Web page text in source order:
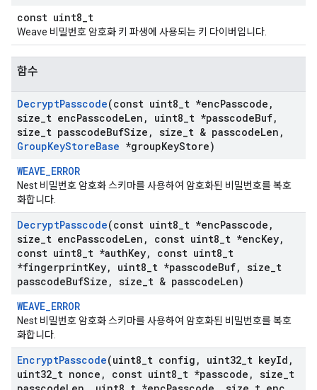
const uint8_t
Weave 비밀번호 암호화 키 파생에 사용되는 키 다이버입니다.
함수
DecryptPasscode(const uint8 t *encPasscode ,
size t encPasscodeLen , uint8 t *passcodeBuf,
size t passcodeBufSize , size t & passcodeLen ,
GroupKeyStoreBase *groupKeyStore)
WEAVE_ERROR
Nest 비밀번호 암호화 스키마를 사용하여 암호화된 비밀번호를 복호
화합니다.
DecryptPasscode(const uint8 t *encPasscode ,
size t encPasscodeLen , const uint8 t *encKey,
const uint8 t *authKey, const uint8 t
*fingerprintKey, uint8 t *passcodeBuf, size t
passcodeBufSize , size t & passcodeLen)
WEAVE_ERROR
Nest 비밀번호 암호화 스키마를 사용하여 암호화된 비밀번호를 복호
화합니다.
EncryptPasscode(uint8 t config , uint32 t keyId ,
uint32 t nonce , const uint8 t *passcode , size t